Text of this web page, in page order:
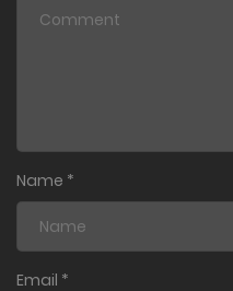
Name *
Email *